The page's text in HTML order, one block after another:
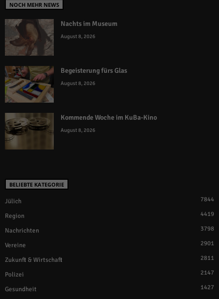
NOCH MEHR NEWS
Nachts im Museum
August 8, 2026
Begeisterung fürs Glas
August 8, 2026
Kommende Woche im KuBa-Kino
August 8, 2026
BELIEBTE KATEGORIE
Jülich 7844
Region 4419
Nachrichten 3798
Vereine 2901
Zukunft & Wirtschaft 2811
Polizei 2147
Gesundheit 1427